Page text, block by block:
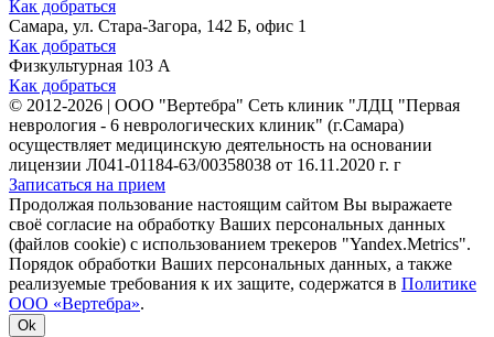
Как добраться
Самара, ул. Стара-Загора, 142 Б, офис 1
Как добраться
Физкультурная 103 А
Как добраться
© 2012-2026 | ООО "Вертебра" Сеть клиник "ЛДЦ "Первая
неврология - 6 неврологических клиник" (г.Самара)
осуществляет медицинскую деятельность на основании
лицензии Л041-01184-63/00358038 от 16.11.2020 г. г
Записаться на прием
Продолжая пользование настоящим сайтом Вы выражаете
своё согласие на обработку Ваших персональных данных
(файлов cookie) с использованием трекеров "Yandex.Metrics".
Порядок обработки Ваших персональных данных, а также
реализуемые требования к их защите, содержатся в Политике
ООО «Вертебра».
Ok